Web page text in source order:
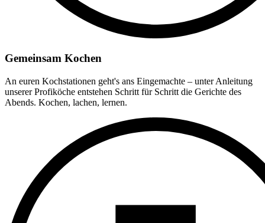
Gemeinsam Kochen
An euren Kochstationen geht's ans Eingemachte – unter Anleitung
unserer Profiköche entstehen Schritt für Schritt die Gerichte des
Abends. Kochen, lachen, lernen.